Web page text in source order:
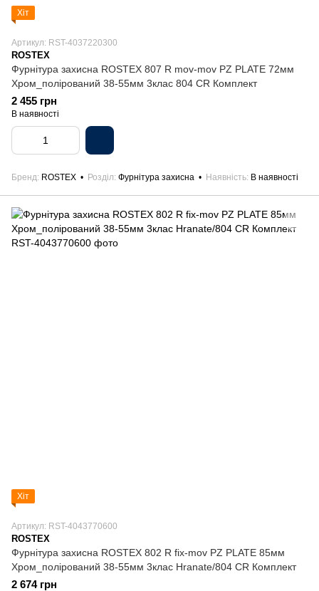
Хіт
Артикул: RST-4037220300
ROSTEX
Фурнітура захисна ROSTEX 807 R mov-mov PZ PLATE 72мм
Хром_полірований 38-55мм 3клас 804 CR Комплект
2 455 грн
В наявності
Бренд ROSTEX Розділ Фурнітура захисна Наявність В наявності
Хіт
Артикул: RST-4043770600
ROSTEX
Фурнітура захисна ROSTEX 802 R fix-mov PZ PLATE 85мм
Хром_полірований 38-55мм 3клас Hranate/804 CR Комплект
2 674 грн